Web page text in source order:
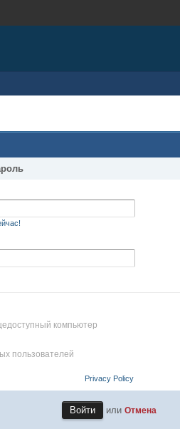
компьютер
пользователей
Privacy Policy
илиОтмена